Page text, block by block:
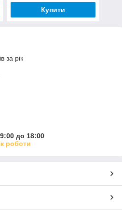
Купити
за рік
до 18:00
роботи